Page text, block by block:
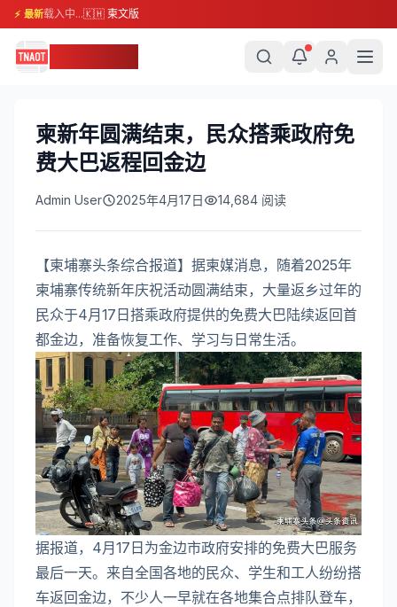
⚡ 最新载入中...🇰🇭 柬文版
柬新年圆满结束，民众搭乘政府免
费大巴返程回金边
Admin User 2025年4月17日 14,684 阅读
【柬埔寨头条综合报道】据柬媒消息，随着2025年
柬埔寨传统新年庆祝活动圆满结束，大量返乡过年的
民众于4月17日搭乘政府提供的免费大巴陆续返回首
都金边，准备恢复工作、学习与日常生活。
据报道，4月17日为金边市政府安排的免费大巴服务
最后一天。来自全国各地的民众、学生和工人纷纷搭
车返回金边，不少人一早就在各地集合点排队登车，